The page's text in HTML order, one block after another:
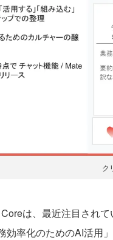
ク
は、最近注目され
効率化のためのAI活用」